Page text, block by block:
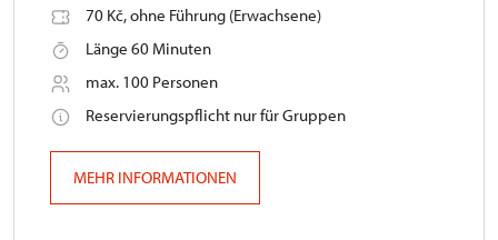
70 Kč, ohne Führung (Erwachsene)
Länge 60 Minuten
max. 100 Personen
Reservierungspflicht nur für Gruppen
MEHR INFORMATIONEN